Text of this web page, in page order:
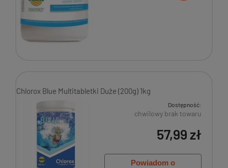
Chlorox Blue Multitabletki Duże (200g) 1kg
Dostępność:
chwilowy brak towaru
57,99 zł
Powiadom o